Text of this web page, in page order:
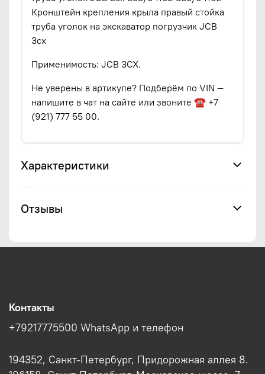
Кронштейн крепления крыла правый стойка
труба уголок на экскаватор погрузчик JCB
3cx
Применимость: JCB 3CX.
Не уверены в артикуле? Подберём по VIN —
напишите в чат на сайте или звоните ☎ +7
(921) 777 55 00.
Характеристики
Отзывы
Контакты
+79217775500 WhatsApp и телефон
194352, Санкт-Петербург, Придорожная аллея 8.